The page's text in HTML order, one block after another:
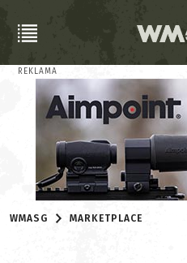
REKLAMA
WMASG MARKETPLACE